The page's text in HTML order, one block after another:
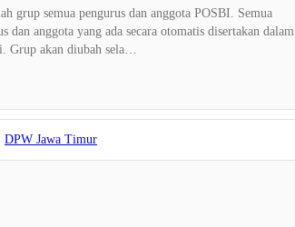
grup semua pengurus dan anggota POSBI. Semua
dan anggota yang ada secara otomatis disertakan dalam
Grup akan diubah sela…
DPW Jawa Timur